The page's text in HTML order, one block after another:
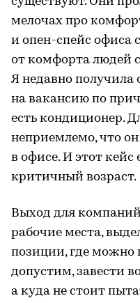
мелочах про
и опен-спейс офиса
от комфорта людей
Я недавно получила
на вакансию по
есть кондиционер.
неприемлемо, что
в офисе. И этот
критичный возраст.
Выход для
рабочие места,
позиции, где можно
допустим, завести
а куда не стоит